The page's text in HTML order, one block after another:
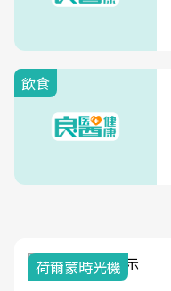
飲食
荷爾蒙時光機